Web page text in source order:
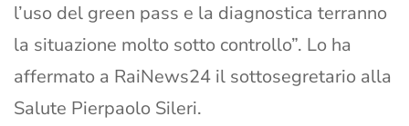
l’uso del green pass e la diagnostica terranno
la situazione molto sotto controllo”. Lo ha
affermato a RaiNews24 il sottosegretario alla
Salute Pierpaolo Sileri.